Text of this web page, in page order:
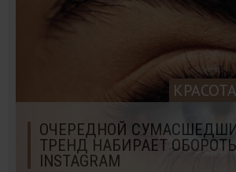
ОЧЕРЕДНОЙ
ТРЕНД НАБИРАЕТ
INSTAGRAM